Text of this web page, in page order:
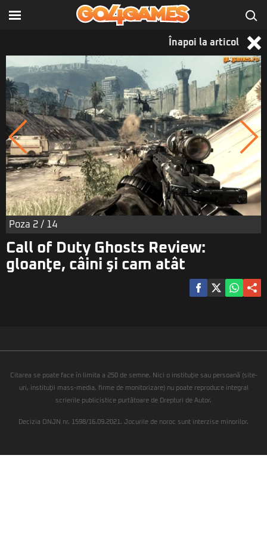
Înapoi la articol
Poza 2 / 14
Call of Duty Ghosts Review:
gloanţe, câini şi cam atât
Citarea se poate face în limita a 250 de semne. Nici o instituţie sau persoană (site-
uri, instituţii mass-media, firme de monitorizare) nu poate reproduce integral
scrierile publicistice purtătoare de Drepturi de Autor.
Decizia ONJN nr. 1598/16.09.2021. Jocurile de noroc sunt interzise minorilor.